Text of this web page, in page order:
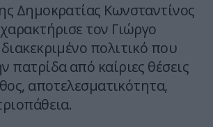
Δημοκρατίας Κωνσταντίνος
τον Γιώργο
πολιτικό που
πατρίδα από καίριες θέσεις
αποτελεσματικότητα,